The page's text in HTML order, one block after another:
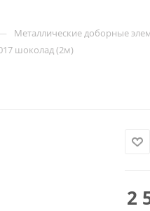
Металлические доборные
шоколад (2м)
2